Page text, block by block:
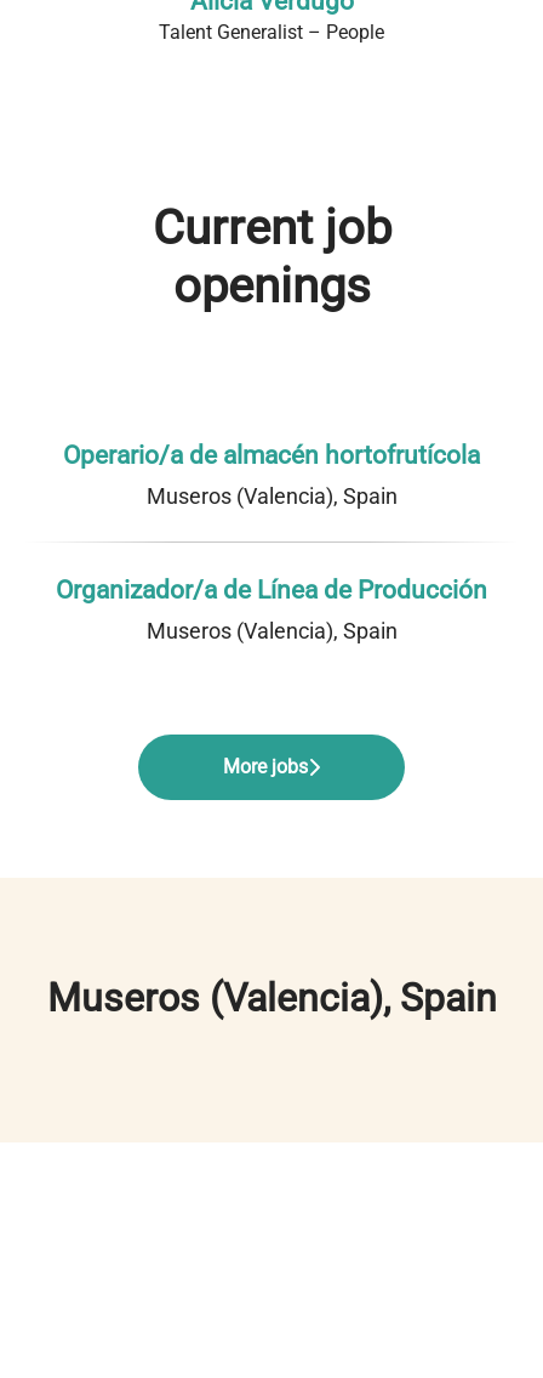
Talent Generalist – People
Current job
openings
Operario/a de almacén hortofrutícola
Museros (Valencia), Spain
Organizador/a de Línea de Producción
Museros (Valencia), Spain
More jobs
Museros (Valencia), Spain